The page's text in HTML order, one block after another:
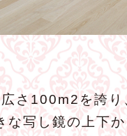
さ100m2を誇
写し鏡の上下